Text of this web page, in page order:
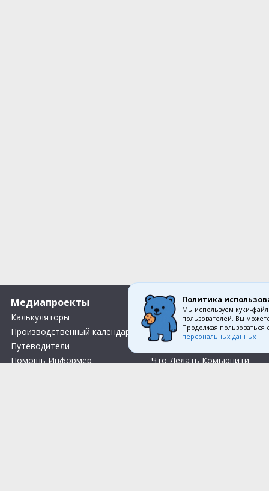
Медиапроекты
Калькуляторы
Производственный календарь
Путеводители
Помощь Информер
О компании
Вакансии
Контакты
О нас
Что Делать Комьюнити
Политика
Мы используем куки-
пользователей. Вы
Продолжая
персональных данных